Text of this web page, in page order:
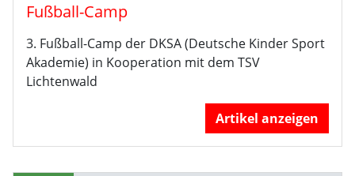
Fußball-Camp
3. Fußball-Camp der DKSA (Deutsche Kinder Sport
Akademie) in Kooperation mit dem TSV
Lichtenwald
Artikel anzeigen